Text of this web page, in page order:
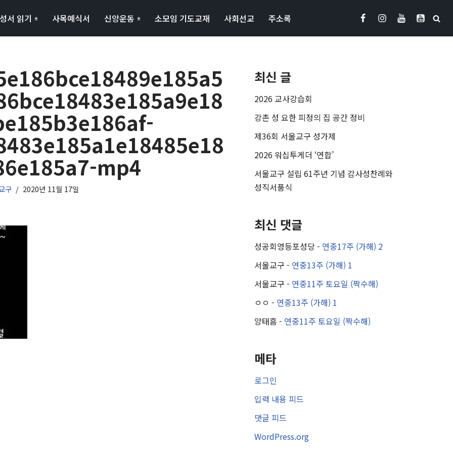
성서 읽기 사목예식서 신앙운동 소모임 기도교재 사회선교 주소록
mp4
구 2020년 11월 17일
최신 글
2026 교사강습회
강촌 성 요한 피정의 집 공간 정비
제36회 서울교구 성가제
2026 워십투게더 ‘연합’
서울교구 설립 61주년 기념 감사성찬례와
성직서품식
최신 댓글
성공회영등포성당- 연중17주 (가해) 2
서울교구 - 연중13주 (가해) 1
서울교구 - 연중11주 토요일 (짝수해)
ㅇㅇ - 연중13주 (가해) 1
양태흠 - 연중11주 토요일 (짝수해)
메타
로그인
입력 내용 피드
댓글 피드
WordPress.org